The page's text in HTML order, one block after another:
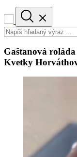
Gaštanová
Kvetky